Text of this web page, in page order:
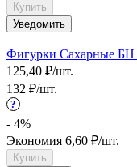
Купить
Уведомить
Фигурки Сахарные
125,40 ₽/шт.
132 ₽/шт.
?
- 4%
Экономия 6,60 ₽/шт.
Купить